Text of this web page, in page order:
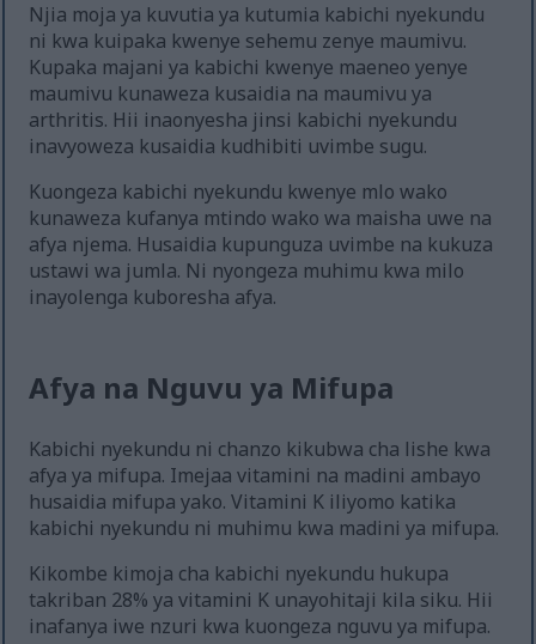
Njia moja ya kuvutia ya kutumia kabichi nyekundu
ni kwa kuipaka kwenye sehemu zenye maumivu.
Kupaka majani ya kabichi kwenye maeneo yenye
maumivu kunaweza kusaidia na maumivu ya
arthritis. Hii inaonyesha jinsi kabichi nyekundu
inavyoweza kusaidia kudhibiti uvimbe sugu.
Kuongeza kabichi nyekundu kwenye mlo wako
kunaweza kufanya mtindo wako wa maisha uwe na
afya njema. Husaidia kupunguza uvimbe na kukuza
ustawi wa jumla. Ni nyongeza muhimu kwa milo
inayolenga kuboresha afya.
Afya na Nguvu ya Mifupa
Kabichi nyekundu ni chanzo kikubwa cha lishe kwa
afya ya mifupa. Imejaa vitamini na madini ambayo
husaidia mifupa yako. Vitamini K iliyomo katika
kabichi nyekundu ni muhimu kwa madini ya mifupa.
Kikombe kimoja cha kabichi nyekundu hukupa
takriban 28% ya vitamini K unayohitaji kila siku. Hii
inafanya iwe nzuri kwa kuongeza nguvu ya mifupa.